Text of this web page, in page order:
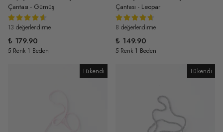
Çantası - Gümüş
13 değerlendirme
₺ 179.90
5 Renk 1 Beden
Çantası - Leopar
8 değerlendirme
₺ 149.90
5 Renk 1 Beden
Tükendi Tükendi
Tükendi